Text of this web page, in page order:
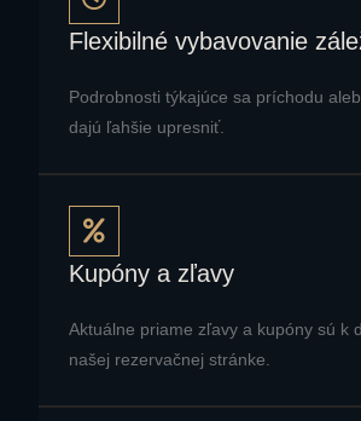
Flexibilné vybavovanie
Podrobnosti týkajúce sa príchodu
dajú ľahšie upresniť.
Kupóny a zľavy
Aktuálne priame zľavy a kupóny sú k
našej rezervačnej stránke.